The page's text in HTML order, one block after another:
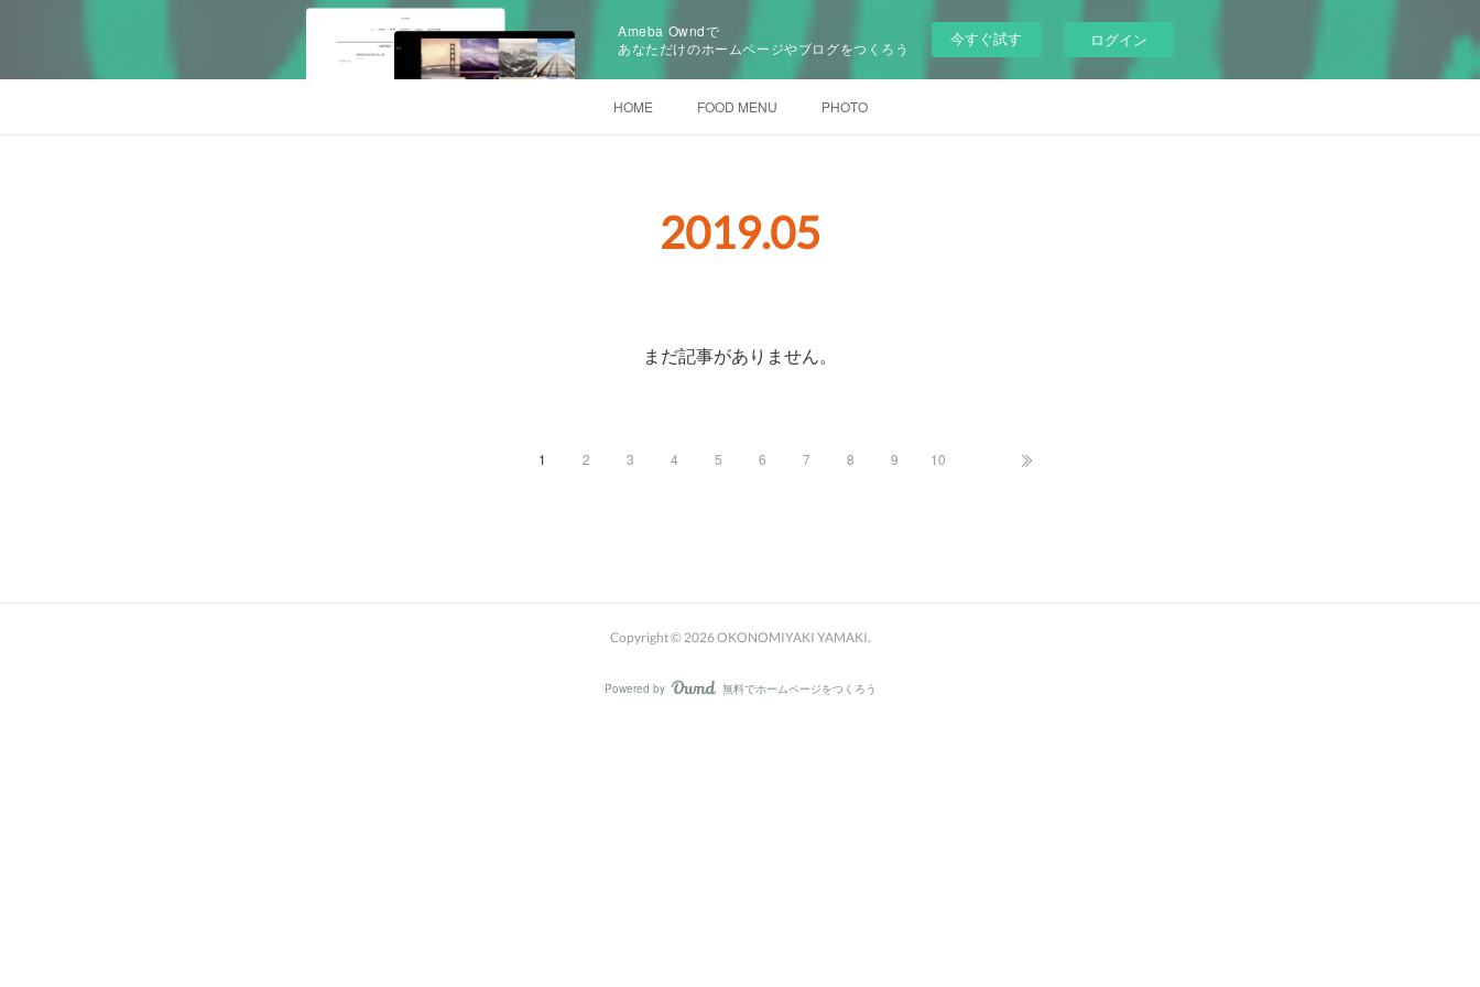
Ameba Owndで
あなただけのホームページやブログをつくろう
今すぐ試す ログイン
HOME FOOD MENU PHOTO
2019.05
まだ記事がありません。
1 2 3 4 5 6 7 8 9 10
Copyright © 2026OKONOMIYAKI YAMAKI.
Powered by AmebaOwnd
無料でホームページをつくろう